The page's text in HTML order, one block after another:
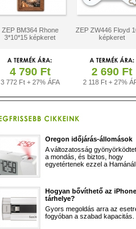
ZEP BM364 Rhone
3*10*15 képkeret
ZEP ZW446 Floyd
képkeret
4 790 Ft
3 772 Ft + 27% ÁFA
2 690 Ft
2 118 Ft + 27%
Oregon időjárás-állomások
A változatosság
a mondás, és biztos, hogy
egyetértenek ezzel a
Hogyan bővíthető az iPhone
tárhelye?
Gyors megoldás arra az
fogyóban a szabad kapacitás.